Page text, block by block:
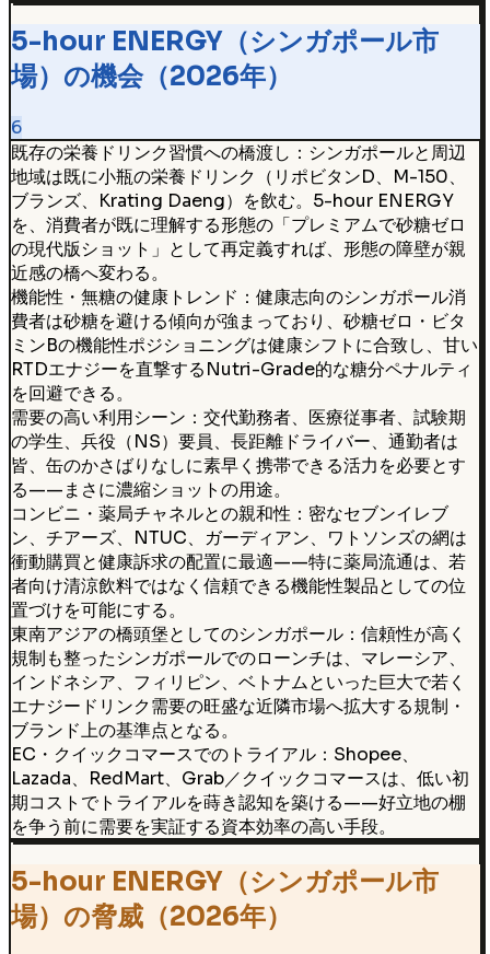
5-hour ENERGY（シンガポール市
場）の機会（2026年）
6
既存の栄養ドリンク習慣への橋渡し：シンガポールと周辺
地域は既に小瓶の栄養ドリンク（リポビタンD、M-150、
ブランズ、Krating Daeng）を飲む。5-hour ENERGY
を、消費者が既に理解する形態の「プレミアムで砂糖ゼロ
の現代版ショット」として再定義すれば、形態の障壁が親
近感の橋へ変わる。
機能性・無糖の健康トレンド：健康志向のシンガポール消
費者は砂糖を避ける傾向が強まっており、砂糖ゼロ・ビタ
ミンBの機能性ポジショニングは健康シフトに合致し、甘い
RTDエナジーを直撃するNutri-Grade的な糖分ペナルティ
を回避できる。
需要の高い利用シーン：交代勤務者、医療従事者、試験期
の学生、兵役（NS）要員、長距離ドライバー、通勤者は
皆、缶のかさばりなしに素早く携帯できる活力を必要とす
る——まさに濃縮ショットの用途。
コンビニ・薬局チャネルとの親和性：密なセブンイレブ
ン、チアーズ、NTUC、ガーディアン、ワトソンズの網は
衝動購買と健康訴求の配置に最適——特に薬局流通は、若
者向け清涼飲料ではなく信頼できる機能性製品としての位
置づけを可能にする。
東南アジアの橋頭堡としてのシンガポール：信頼性が高く
規制も整ったシンガポールでのローンチは、マレーシア、
インドネシア、フィリピン、ベトナムといった巨大で若く
エナジードリンク需要の旺盛な近隣市場へ拡大する規制・
ブランド上の基準点となる。
EC・クイックコマースでのトライアル：Shopee、
Lazada、RedMart、Grab／クイックコマースは、低い初
期コストでトライアルを蒔き認知を築ける——好立地の棚
を争う前に需要を実証する資本効率の高い手段。
5-hour ENERGY（シンガポール市
場）の脅威（2026年）